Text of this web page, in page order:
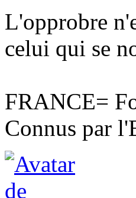
L'opprobre
celui qui se
FRANCE=
Connus par